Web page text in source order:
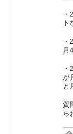
ト
月
が
と
質
ら